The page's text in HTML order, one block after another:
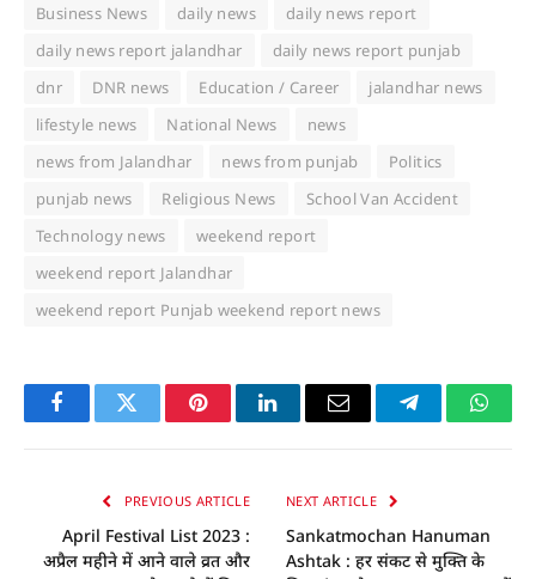
Business News
daily news
daily news report
daily news report jalandhar
daily news report punjab
dnr
DNR news Education / Career
jalandhar news
lifestyle news
National News
news
news from Jalandhar
news from punjab
Politics
punjab news
Religious News
School Van Accident
Technology news
weekend report
weekend report Jalandhar
weekend report Punjab weekend report news
FacebookTwitter PinterestLinkedInEmail Telegram
PREVIOUS ARTICLE
April Festival List 2023 :
अप्रैल महीने में आने वाले व्रत और
NEXT ARTICLE
Sankatmochan Hanuman
Ashtak : हर संकट से मुक्ति के